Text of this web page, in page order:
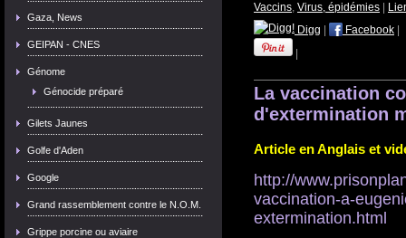
Gaza, News
GEIPAN - CNES
Génome
Génocide préparé
Gilets Jaunes
Golfe d'Aden
Google
Grand rassemblement contre le N.O.M.
Grippe porcine ou aviaire
Vaccins, Virus, épidémies
Digg
Facebook
La vaccination
d'extermination
Article en Anglais et
http://
vaccination-a-
extermination.html